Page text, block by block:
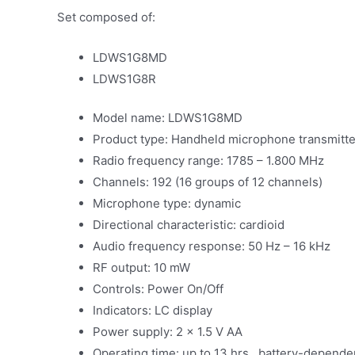
Set composed of:
LDWS1G8MD
LDWS1G8R
Model name: LDWS1G8MD
Product type: Handheld microphone
Radio frequency range: 1785 – 1.800 MHz
Channels: 192 (16 groups of 12 channels)
Microphone type: dynamic
Directional characteristic: cardioid
Audio frequency response: 50 Hz – 16 kHz
RF output: 10 mW
Controls: Power On/Off
Indicators: LC display
Power supply: 2 x 1.5 V AA